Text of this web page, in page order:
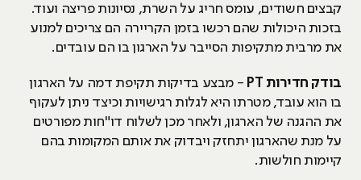
קבצים חשודים, עומס חריג על השרת, נסיונות פריצה ועוד.
בזכות היכולות שהם רכשו בזמן הקריירה הם צריכים למנוע
את מרבית מתקיפות הסייבר על הארגון בו הם עובדים.
בודק חדירות PT
- מבצע בדיקות תקיפת דמה על הארגון
בו הוא עובד, מטרתו היא לגלות רגישויות וכיצד ניתן לעקוף
את ההגנה של הארגון, ולאחר מכן לשלוח דו"חות מפורטים
על מנת שהארגון יתחזק ויבדוק את אותם המקומות בהם
קיימות חולשות.